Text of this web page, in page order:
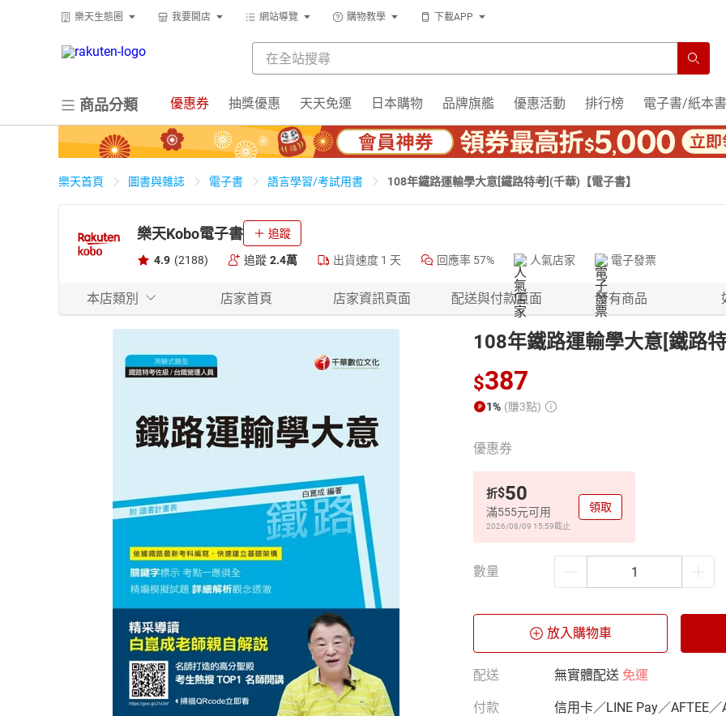
樂天生態圈 我要開店 網站導覽 購物教學 下載APP
商品分類 優惠券 抽獎優惠 天天免運 日本購物 品牌旗艦 優惠活動 排行榜 電子書/紙本書
樂天首頁 圖書與雜誌 電子書 語言學習/考試用書 108年鐵路運輸學大意[鐵路特考](千華)【電子書】
樂天Kobo電子書 追蹤
4.9 (2188) 追蹤 2.4萬 出貨速度 1 天 回應率 57% 人氣店家 電子發票
本店類別 店家首頁 店家資訊頁面 配送與付款頁面 所有商品
108年鐵路運輸學大意[鐵路
$387
1% (賺3點)
優惠券
折$50
滿555元可用
2026/08/09 15:59截止
領取
數量
放入購物車
配送 無實體配送 免運
付款 信用卡／LINE Pay／AFTEE／